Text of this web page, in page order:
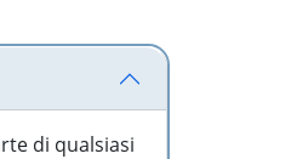
di qualsiasi